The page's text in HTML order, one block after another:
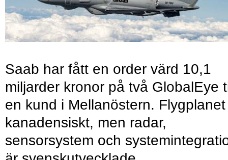
Saab har fått en order värd 10,1
miljarder kronor på två GlobalEye
en kund i Mellanöstern.
kanadensiskt, men radar,
sensorsystem och